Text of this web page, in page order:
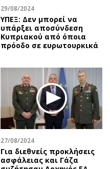
29/08/2024
ΥΠΕΞ: Δεν μπορεί να
υπάρξει αποσύνδεση
Κυπριακού από όποια
πρόοδο σε ευρωτουρκικά
27/08/2024
Για διεθνείς προκλήσεις
ασφάλειας και Γάζα